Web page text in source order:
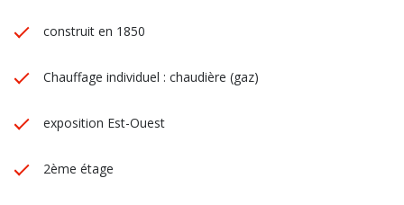
construit en 1850
Chauffage individuel : chaudière (gaz)
exposition Est-Ouest
2ème étage